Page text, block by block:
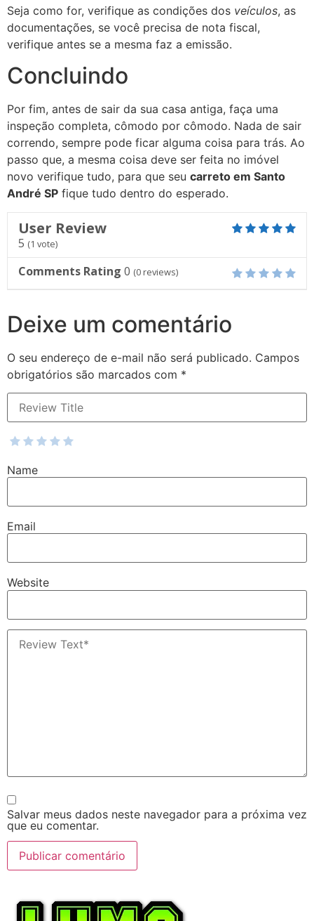
Seja como for, verifique as condições dos veículos, as
documentações, se você precisa de nota fiscal,
verifique antes se a mesma faz a emissão.
Concluindo
Por fim, antes de sair da sua casa antiga, faça uma
inspeção completa, cômodo por cômodo. Nada de sair
correndo, sempre pode ficar alguma coisa para trás. Ao
passo que, a mesma coisa deve ser feita no imóvel
novo verifique tudo, para que seu carreto em Santo
André SP fique tudo dentro do esperado.
User Review
5 (1 vote)
Comments Rating 0 (0 reviews)
Deixe um comentário
O seu endereço de e-mail não será publicado. Campos
obrigatórios são marcados com *
Name
Email
Website
Salvar meus dados neste navegador para a próxima vez
que eu comentar.